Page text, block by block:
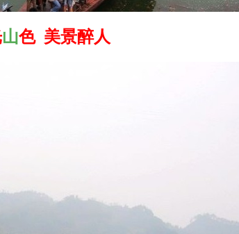
山色 美景醉人